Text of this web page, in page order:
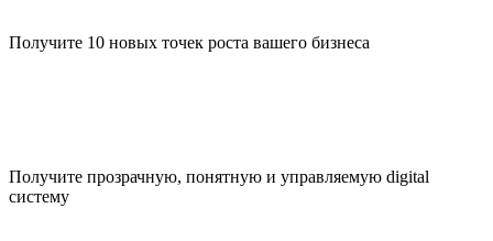
Получите 10 новых точек роста вашего бизнеса
Получите прозрачную, понятную и управляемую digital
систему